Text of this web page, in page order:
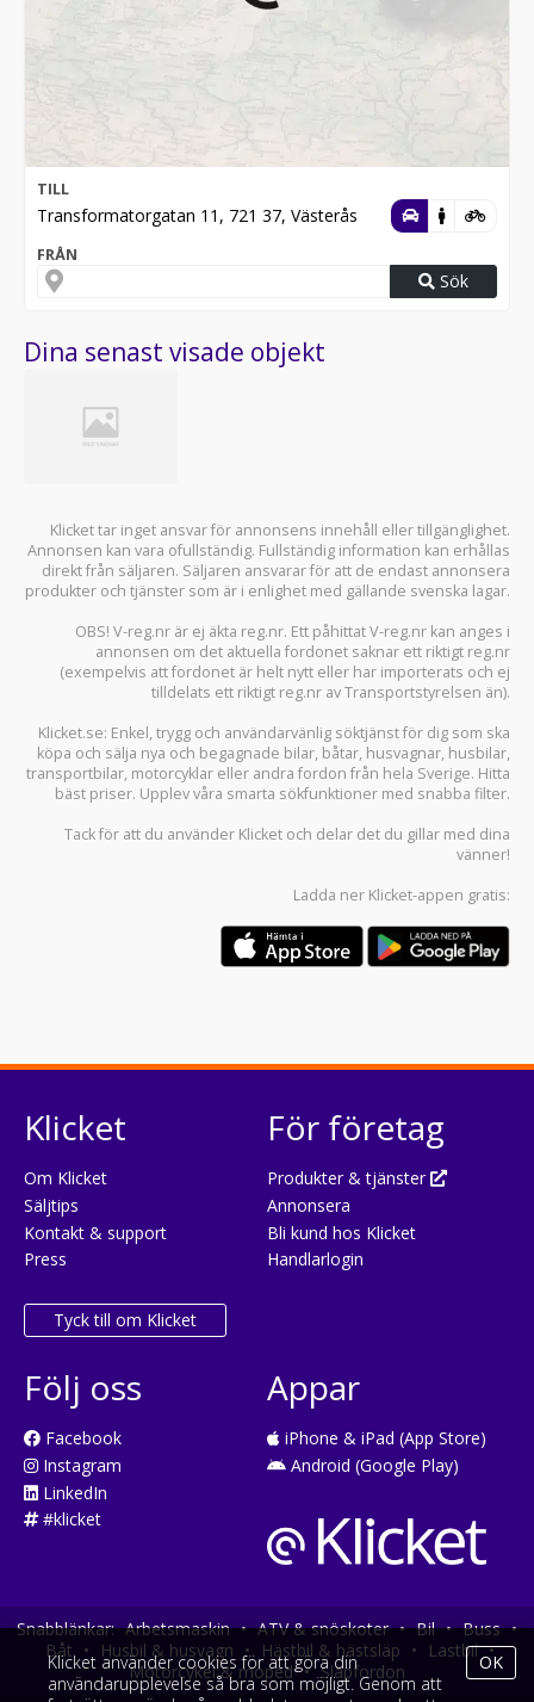
TILL
Transformatorgatan 11, 721 37, Västerås
FRÅN
Sök
Dina senast visade objekt
Klicket tar inget ansvar för annonsens innehåll eller tillgänglighet.
Annonsen kan vara ofullständig. Fullständig information kan erhållas
direkt från säljaren. Säljaren ansvarar för att de endast annonsera
produkter och tjänster som är i enlighet med gällande svenska lagar.
OBS! V-reg.nr är ej äkta reg.nr. Ett påhittat V-reg.nr kan anges i
annonsen om det aktuella fordonet saknar ett riktigt reg.nr
(exempelvis att fordonet är helt nytt eller har importerats och ej
tilldelats ett riktigt reg.nr av Transportstyrelsen än).
Klicket.se: Enkel, trygg och användarvänlig söktjänst för dig som ska
köpa och sälja nya och begagnade bilar, båtar, husvagnar, husbilar,
transportbilar, motorcyklar eller andra fordon från hela Sverige. Hitta
bäst priser. Upplev våra smarta sökfunktioner med snabba filter.
Tack för att du använder Klicket och delar det du gillar med dina
vänner!
Ladda ner Klicket-appen gratis:
Klicket
Om Klicket
Säljtips
Kontakt & support
Press
Tyck till om Klicket
För företag
Produkter & tjänster
Annonsera
Bli kund hos Klicket
Handlarlogin
Följ oss
Facebook
Instagram
LinkedIn
#klicket
Appar
iPhone & iPad (App Store)
Android (Google Play)
Snabblänkar: Arbetsmaskin • ATV & snöskoter • Bil • Buss •
Båt • Husbil & husvagn • Hästbil & hästsläp • Lastbil •
Motorcykel & moped • Släpfordon
Klicket använder cookies för att göra din
användarupplevelse så bra som möjligt. Genom att
OK